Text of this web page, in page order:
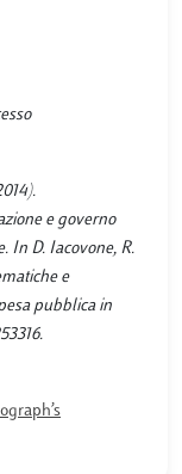
e governo
In D. Iacovone, R.
e
pubblica in